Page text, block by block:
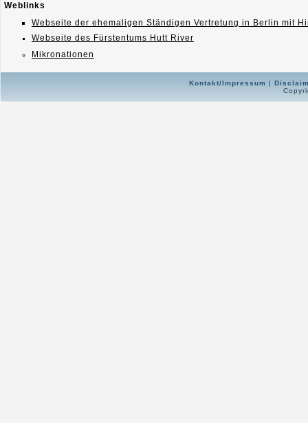
Weblinks
Webseite der ehemaligen Ständigen Vertretung in Berlin mit
Webseite des Fürstentums Hutt River
Mikronationen
Kontakt/Impressum |